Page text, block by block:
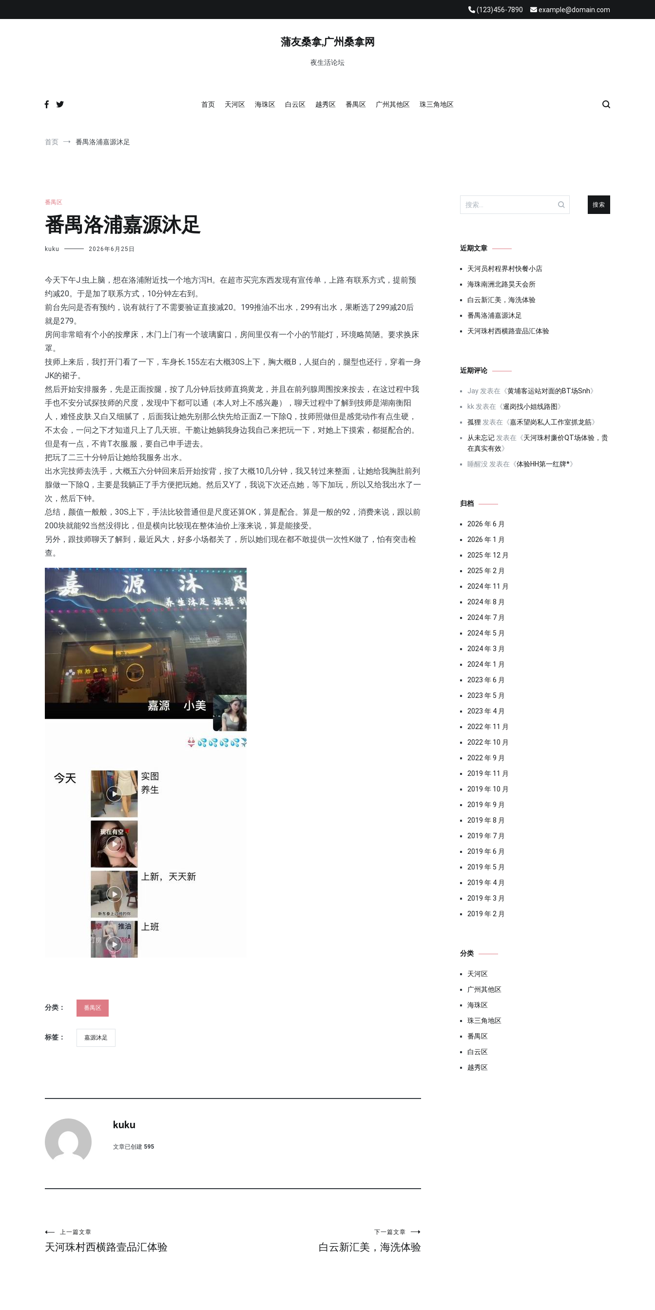
(123)456-7890 example@domain.com
蒲友桑拿,广州桑拿网
夜生活论坛
首页 天河区 海珠区 白云区 越秀区 番禺区 广州其他区 珠三角地区
首页 番禺洛浦嘉源沐足
番禺区
番禺洛浦嘉源沐足
kuku 2026年6月25日
今天下午J.虫上脑，想在洛浦附近找一个地方泻H。在超市买完东西发现有宣传单，上路.有联系方式，提前预
约减20。于是加了联系方式，10分钟左右到。
前台先问是否有预约，说有就行了不需要验证直接减20。199推油不出水，299有出水，果断选了299减20后
就是279。
房间非常暗有个小的按摩床，木门上门有一个玻璃窗口，房间里仅有一个小的节能灯，环境略简陋。要求换床
罩。
技师上来后，我打开门看了一下，车身长.155左右大概30S上下，胸大概B，人挺白的，腿型也还行，穿着一身
JK的裙子。
然后开始安排服务，先是正面按腿，按了几分钟后技师直捣黄龙，并且在前列腺周围按来按去，在这过程中我
手也不安分试探技师的尺度，发现中下都可以通（本人对上不感兴趣），聊天过程中了解到技师是湖南衡阳
人，难怪皮肤.又白又细腻了，后面我让她先别那么快先给正面Z.一下除Q，技师照做但是感觉动作有点生硬，
不太会，一问之下才知道只上了几天班。干脆让她躺我身边我自己来把玩一下，对她上下摸索，都挺配合的。
但是有一点，不肯T衣服.服，要自己申手进去。
把玩了二三十分钟后让她给我服务.出水。
出水完技师去洗手，大概五六分钟回来后开始按背，按了大概10几分钟，我又转过来整面，让她给我胸肚前列
腺做一下除Q，主要是我躺正了手方便把玩她。然后又Y了，我说下次还点她，等下加玩，所以又给我出水了一
次，然后下钟。
总结，颜值一般般，30S上下，手法比较普通但是尺度还算OK，算是配合。算是一般的92，消费来说，跟以前
200块就能92当然没得比，但是横向比较现在整体油价上涨来说，算是能接受。
另外，跟技师聊天了解到，最近风大，好多小场都关了，所以她们现在都不敢提供一次性K做了，怕有突击检
查。
分类： 番禺区
标签： 嘉源沐足
kuku
文章已创建 595
文上一篇文章
天河珠村西横路壹品汇体验
下一篇文章
白云新汇美，海洗体验
搜
索：
近期文章
天河员村程界村快餐小店
海珠南洲北路昊天会所
白云新汇美，海洗体验
番禺洛浦嘉源沐足
天河珠村西横路壹品汇体验
近期评论
Jay 发表在《黄埔客运站对面的BT场Snh》
kk 发表在《暹岗找小姐线路图》
孤狸 发表在《嘉禾望岗私人工作室抓龙筋》
从未忘记 发表在《天河珠村廉价QT场体验，贵
在真实有效》
睡醒没 发表在《体验HH第一红牌*》
归档
2026 年 6 月
2026 年 1 月
2025 年 12 月
2025 年 2 月
2024 年 11 月
2024 年 8 月
2024 年 7 月
2024 年 5 月
2024 年 3 月
2024 年 1 月
2023 年 6 月
2023 年 5 月
2023 年 4 月
2022 年 11 月
2022 年 10 月
2022 年 9 月
2019 年 11 月
2019 年 10 月
2019 年 9 月
2019 年 8 月
2019 年 7 月
2019 年 6 月
2019 年 5 月
2019 年 4 月
2019 年 3 月
2019 年 2 月
分类
天河区
广州其他区
海珠区
珠三角地区
番禺区
白云区
越秀区